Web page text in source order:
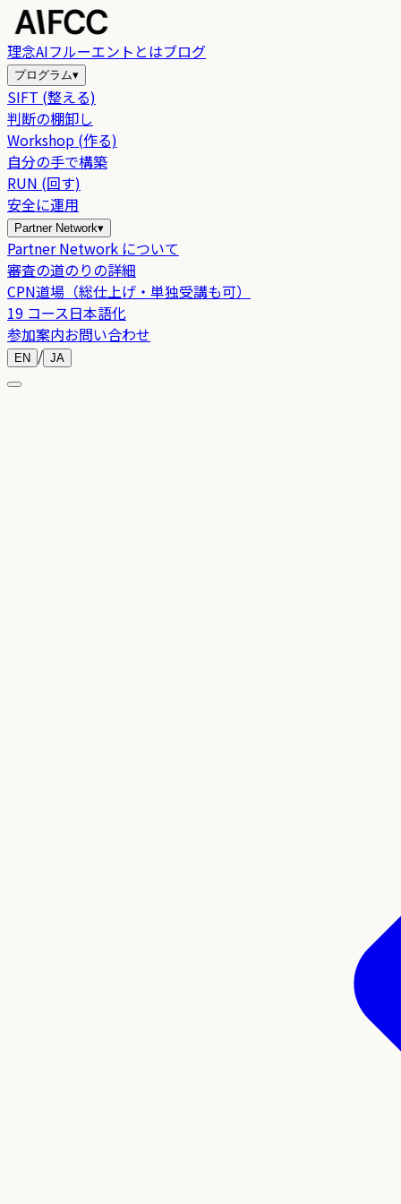
理念AIフルーエントとはブログ
プログラム▾
SIFT (整える)
判断の棚卸し
Workshop (作る)
自分の手で構築
RUN (回す)
安全に運用
Partner Network▾
Partner Network について
審査の道のりの詳細
CPN道場（総仕上げ・単独受講も可）
19 コース日本語化
参加案内お問い合わせ
EN / JA